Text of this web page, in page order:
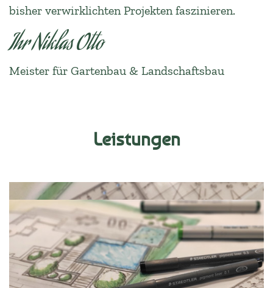
bisher verwirklichten Projekten faszinieren.
Ihr Niklas Otto
Meister für Gartenbau & Landschaftsbau
Leistungen